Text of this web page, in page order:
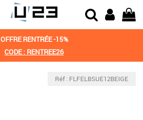
OFFRE RENTRÉE -15%
CODE : RENTREE26
Réf : FLFELBSUE12BEIGE